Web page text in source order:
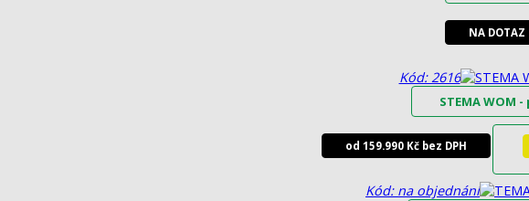
NA DOTAZ
Kód: 2616
STEMA WOM
od 159.990 Kč bez DPH
Kód: na objednání